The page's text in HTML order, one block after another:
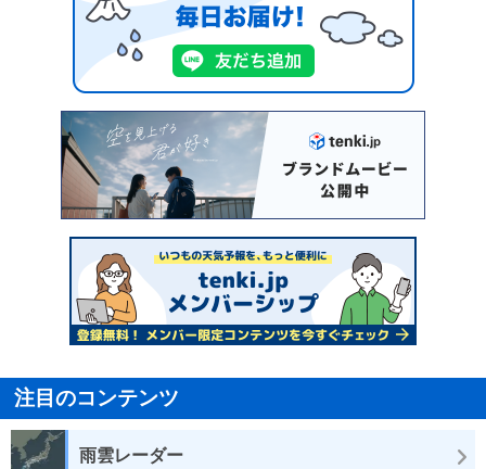
注目のコンテンツ
雨雲レーダー